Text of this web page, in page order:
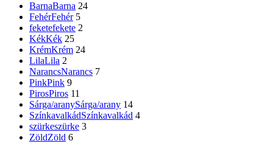
BarnaBarna 24
FehérFehér 5
feketefekete 2
KékKék 25
KrémKrém 24
LilaLila 2
NarancsNarancs 7
PinkPink 9
PirosPiros 11
Sárga/aranySárga/arany 14
SzínkavalkádSzínkavalkád 4
szürkeszürke 3
ZöldZöld 6